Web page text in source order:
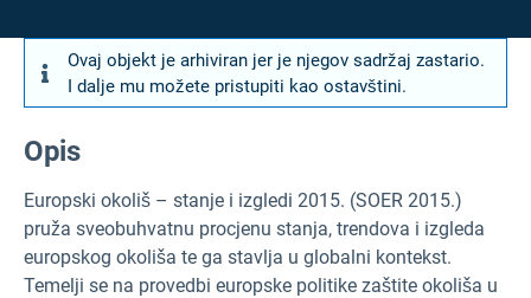
Ovaj objekt je arhiviran jer je njegov sadržaj zastario.
I dalje mu možete pristupiti kao ostavštini.
Opis
Europski okoliš – stanje i izgledi 2015. (SOER 2015.)
pruža sveobuhvatnu procjenu stanja, trendova i izgleda
europskog okoliša te ga stavlja u globalni kontekst.
Temelji se na provedbi europske politike zaštite okoliša u